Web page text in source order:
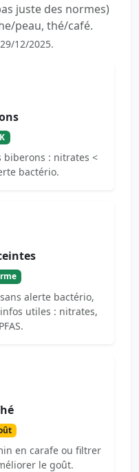
juste des normes)
peau, thé/café.
12/2025.
: nitrates <
bactério.
alerte bactério,
infos utiles : nitrates,
en carafe ou filtrer
le goût.